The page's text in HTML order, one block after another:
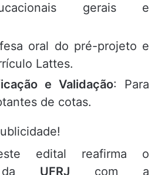
gerais e
oral do pré-projeto e
Lattes.
e Validação: Para
de cotas.
edital reafirma o
da UFRJ com a